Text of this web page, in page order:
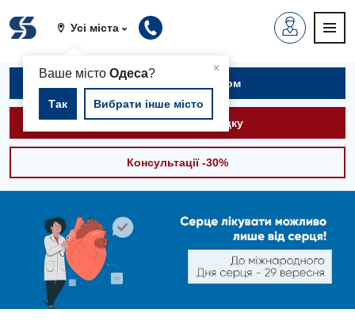
Усі міста
×
Ваше містоОдеса?
Так Вибрати інше місто
Записатися на прийом
Викликати швидку
Консультації -30%